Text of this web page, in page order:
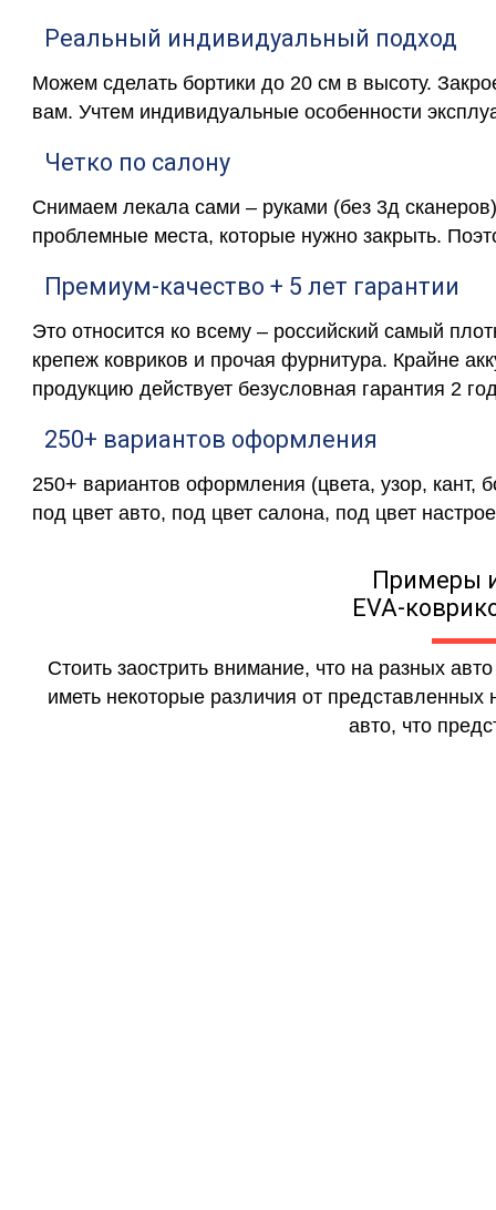
Реальный индивидуальный подход
Можем сделать бортики до 20 см в высоту.
вам. Учтем индивидуальные особенности
Четко по салону
Снимаем лекала сами – руками (без 3д
проблемные места, которые нужно закрыть.
Премиум-качество + 5 лет гарантии
Это относится ко всему – российский самый
крепеж ковриков и прочая фурнитура. Крайне
продукцию действует безусловная гарантия 2
250+ вариантов оформления
250+ вариантов оформления (цвета, узор, кант,
под цвет авто, под цвет салона, под цвет
Примеры
EVA-
Стоить заострить внимание, что на разных
иметь некоторые различия от
авто, что